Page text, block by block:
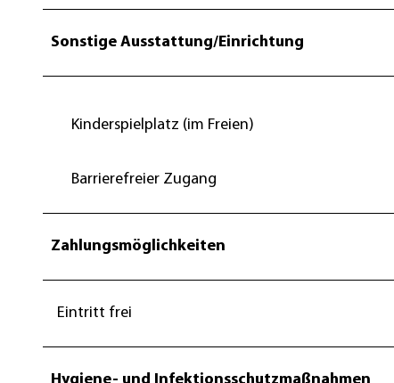
Sonstige Ausstattung/Einrichtung
Kinderspielplatz (im Freien)
Barrierefreier Zugang
Zahlungsmöglichkeiten
Eintritt frei
Hygiene- und Infektionsschutzmaßnahmen